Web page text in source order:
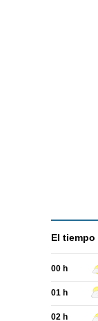
El tiempo
00 h
01 h
02 h